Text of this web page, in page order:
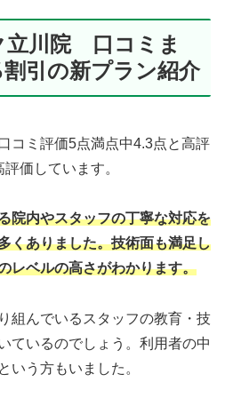
立川院 口コミま
引の新プラン紹介
コミ評価5点満点中4.3点と高評
価しています。
院内やスタッフの丁寧な対応を
くありました。技術面も満足し
レベルの高さがわかります。
組んでいるスタッフの教育・技
ているのでしょう。利用者の中
いう方もいました。